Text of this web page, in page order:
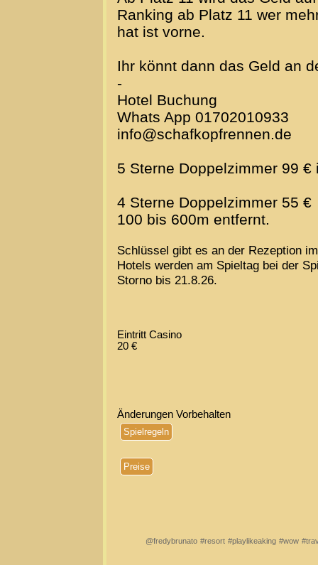
Ranking ab Platz 11 wer
hat ist vorne.
Ihr könnt dann das Geld an
-
Hotel Buchung
Whats App 01702010933
info@schafkopfrennen.de
5 Sterne Doppelzimmer 99 €
4 Sterne Doppelzimmer 55 €
100 bis 600m entfernt.
Schlüssel gibt es an der Rezeption
Hotels werden am Spieltag bei der
Storno bis 21.8.26.
Eintritt Casino
20 €
Änderungen Vorbehalten
Spielregeln
Preise
@fredybrunato #resort #playlikeaking #wow